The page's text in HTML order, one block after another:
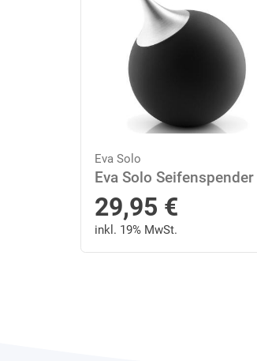
Eva Solo
29,95 €
inkl. 19% MwSt.